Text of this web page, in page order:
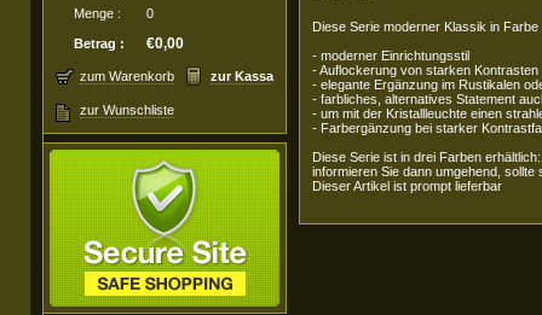
Menge : 0
Betrag : €0,00
zum Warenkorb zur Kassa
zur Wunschliste
Diese Serie moderner Klassik in
- moderner Einrichtungsstil
- Auflockerung von starken
- elegante Ergänzung im Rustikalen
- farbliches, alternatives Statement
- um mit der Kristallleuchte einen
- Farbergänzung bei starker
Diese Serie ist in drei Farben
informieren Sie dann umgehend, sollte
Dieser Artikel ist prompt lieferbar